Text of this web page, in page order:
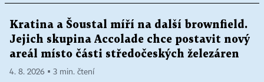
Kratina a Šoustal míří na další brownfield.
Jejich skupina Accolade chce postavit nový
areál místo části středočeských železáren
4. 8. 2026 ▪ 3 min. čtení